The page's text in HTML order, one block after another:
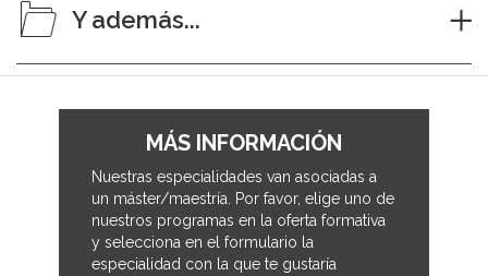
Y además...
MÁS INFORMACIÓN
Nuestras especialidades van asociadas a
un máster/maestría. Por favor, elige uno de
nuestros programas en la oferta formativa
y selecciona en el formulario la
especialidad con la que te gustaría